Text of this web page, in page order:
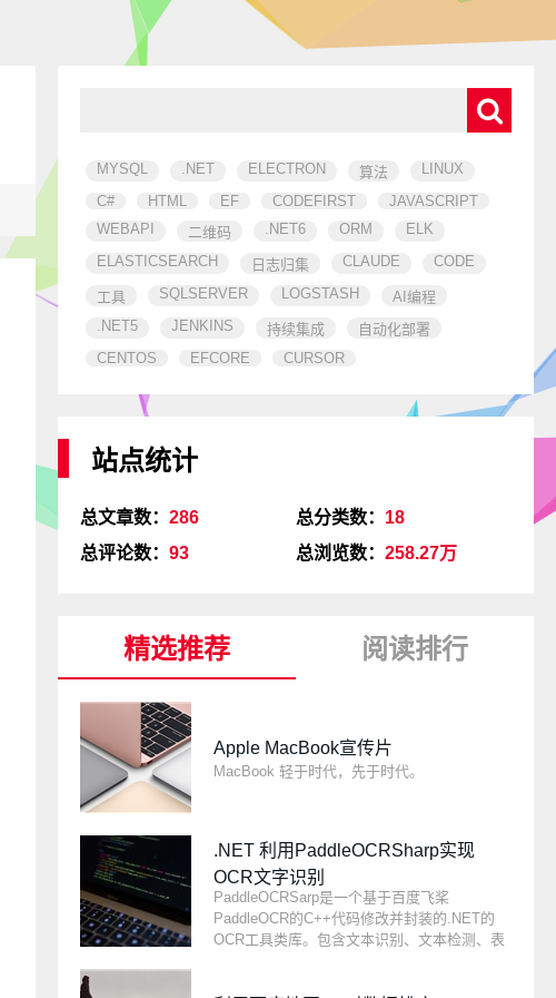
MYSQL .NET ELECTRON 算法
LINUX
C#
HTML EF CODEFIRST
JAVASCRIPT
WEBAPI
二维码 .NET6 ORM
ELK
ELASTICSEARCH
日志归集 CLAUDE CODE
工具 SQLSERVER LOGSTASH
AI编程
.NET5
JENKINS 持续集成
自动化部署
CENTOS
EFCORE CURSOR
站点统计
总文章数： 286 总分类数： 18
总评论数： 93 总浏览数： 258.27万
精选推荐 阅读排行
Apple MacBook宣传片
MacBook 轻于时代，先于时代。
.NET 利用PaddleOCRSharp实现
OCR文字识别
PaddleOCRSarp是一个基于百度飞桨
PaddleOCR的C++代码修改并封装的.NET的
OCR工具类库。包含文本识别、文本检测、表